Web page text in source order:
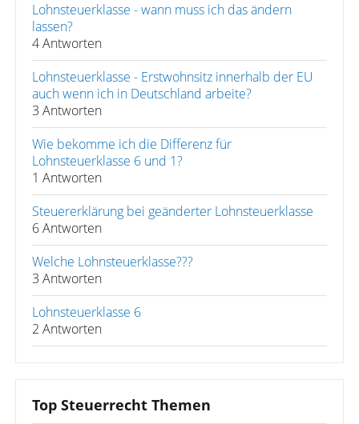
Lohnsteuerklasse - wann muss ich das ändern
lassen?
4 Antworten
Lohnsteuerklasse - Erstwohnsitz innerhalb der EU
auch wenn ich in Deutschland arbeite?
3 Antworten
Wie bekomme ich die Differenz für
Lohnsteuerklasse 6 und 1?
1 Antworten
Steuererklärung bei geänderter Lohnsteuerklasse
6 Antworten
Welche Lohnsteuerklasse???
3 Antworten
Lohnsteuerklasse 6
2 Antworten
Top Steuerrecht Themen